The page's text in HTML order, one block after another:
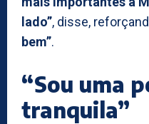
lado”, disse,
bem”.
“Sou uma
tranquila”